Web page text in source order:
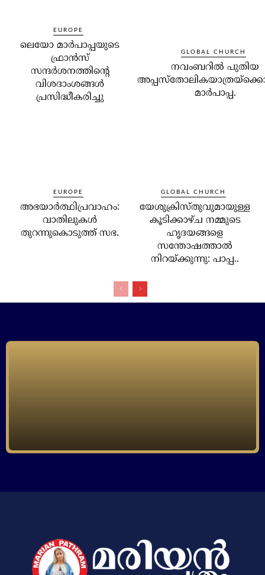
EUROPE
ലെയോ മാര്‍പാപ്പയുടെ
ഫ്രാന്‍സ്
സന്ദര്‍ശനത്തിന്റെ
വിശദാംശങ്ങള്‍
പ്രസിദ്ധീകരിച്ചു
GLOBAL CHURCH
നവംബറില്‍ പുതിയ
മാര്‍പാപ്പ.
EUROPE
അഭയാര്‍ത്ഥിപ്രവാഹം:
വാതിലുകള്‍
തുറന്നുകൊടുത്ത് സഭ.
GLOBAL CHURCH
യേശുക്രിസ്തുവുമായുള്ള
കൂടിക്കാഴ്ച നമ്മുടെ
ഹൃദയങ്ങളെ
സന്തോഷത്താല്‍
നിറയ്ക്കുന്നു: പാപ്പ..